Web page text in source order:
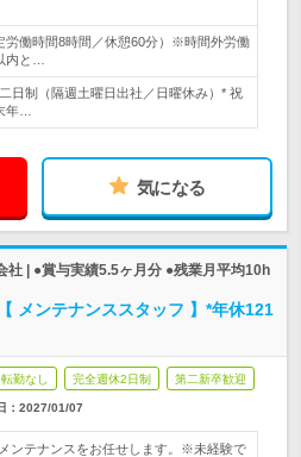
労働時間8時間／休憩60分）※時間外労働
内と…
日制（隔週土曜日出社／日曜休み）* 祝
年…
気になる
社 | ●賞与実績5.5ヶ月分 ●残業月平均10h
メンテナンススタッフ 】*年休121
転勤なし 完全週休2日制 第二新卒歓迎
： 2027/01/07
ンテナンスをお任せします。※未経験で